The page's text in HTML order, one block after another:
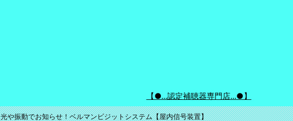
【●...認定補聴器専門店...●】
光や振動でお知らせ！ベルマンビジットシステム【屋内信号装置】